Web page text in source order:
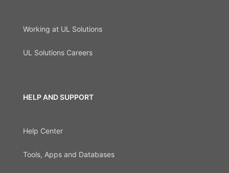
Working at UL Solutions
UL Solutions Careers
HELP AND SUPPORT
Help Center
Tools, Apps and Databases